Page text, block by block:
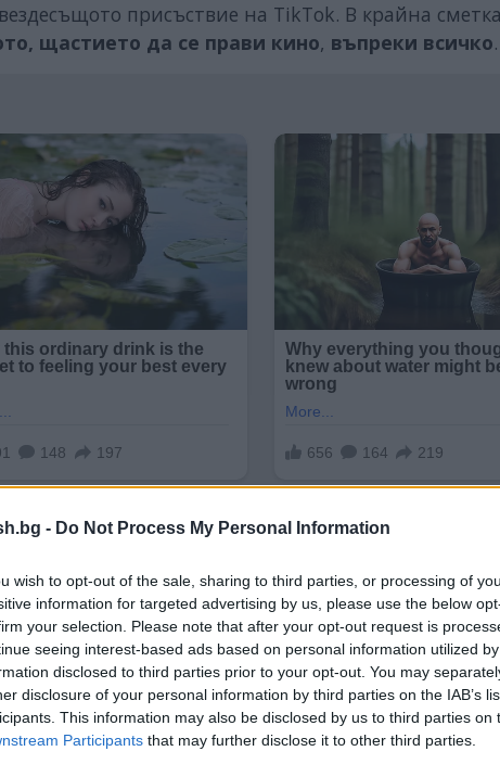
- Do Not Process My Personal Information
wish to opt-out of the sale, sharing to third parties, or processing of
information for targeted advertising by us, please use the below
your selection. Please note that after your opt-out request is
seeing interest-based ads based on personal information utilized
disclosed to third parties prior to your opt-out. You may
disclosure of your personal information by third parties on the IAB’s
This information may also be disclosed by us to third parties on
Participants that may further disclose it to other third parties.
присъствие на TikTok. В крайна
щастието да се прави кино, въпреки всичко.